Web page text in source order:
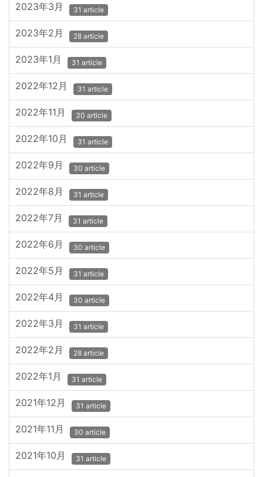
2023年3月 31 article
2023年2月 28 article
2023年1月 31 article
2022年12月 31 article
2022年11月 30 article
2022年10月 31 article
2022年9月 30 article
2022年8月 31 article
2022年7月 31 article
2022年6月 30 article
2022年5月 31 article
2022年4月 30 article
2022年3月 31 article
2022年2月 28 article
2022年1月 31 article
2021年12月 31 article
2021年11月 30 article
2021年10月 31 article